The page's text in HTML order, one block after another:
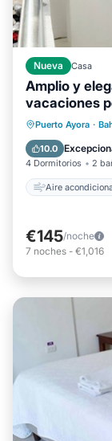
Nueva Casa
Amplio y
vacaciones
Puerto Ayora ·
10.0
4 Dormitorios 2
Aire
Aire
Apto
€145/noche
7 noches - €1,016